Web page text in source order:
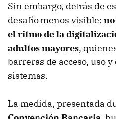
Sin embargo, detrás de
desafío menos visible:
el ritmo de la
adultos mayores,
barreras de acceso, uso
sistemas.
La medida, presentada